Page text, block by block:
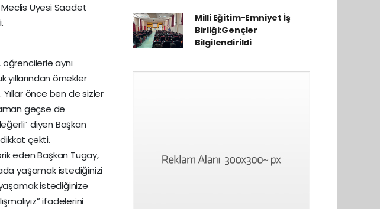
Meclis Üyesi Saadet
aynı
örnekler
Yıllar önce ben de sizler
geçse de
diyen Başkan
çekti.
eden Başkan Tugay,
yaşamak istediğinizi
istediğinize
ifadelerini
Milli Eğitim-Emniyet İş
Birliği:Gençler
Bilgilendirildi